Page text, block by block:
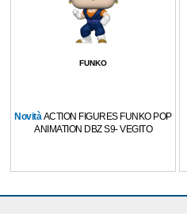
FUNKO
NovitàACTION FIGURES FUNKO POP
ANIMATION DBZ S9- VEGITO